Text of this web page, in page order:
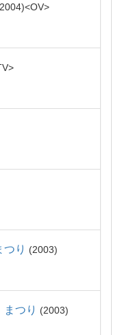
2004 OV
り 2003
つり 2003